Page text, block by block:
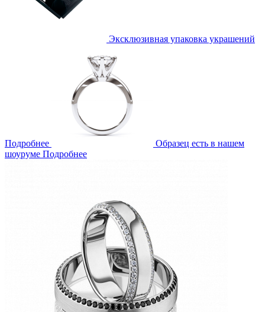
Эксклюзивная упаковка украшений
Подробнее
Образец есть в нашем
шоуруме Подробнее